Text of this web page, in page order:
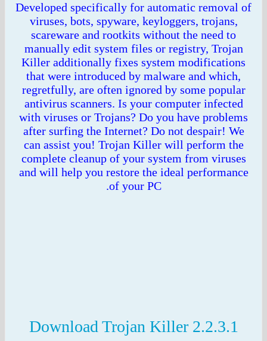
Developed specifically for automatic
viruses, bots, spyware, keyloggers, trojans,
scareware and rootkits without the need to
manually edit system files or registry,
Killer additionally fixes system
that were introduced by malware and
regretfully, are often ignored by some
antivirus scanners. Is your computer
with viruses or Trojans? Do you have
after surfing the Internet? Do not despair!
can assist you! Trojan Killer will perform
complete cleanup of your system from
and will help you restore the ideal
of your PC.
Download Trojan Killer 2.2.3.1